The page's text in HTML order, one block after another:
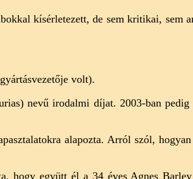
kísérletezett, de sem kritikai, sem
volt).
nevű irodalmi díjat. 2003-ban
alapozta. Arról szól,
hogy együtt él a 34 éves Agnes